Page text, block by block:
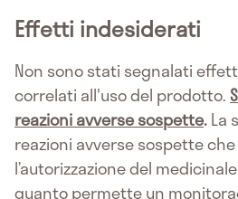
Effetti indesiderati
Non sono stati segnalati
correlati all'uso del prodotto.
reazioni avverse sospette.La
reazioni avverse sospette
l’autorizzazione del
quanto permette un